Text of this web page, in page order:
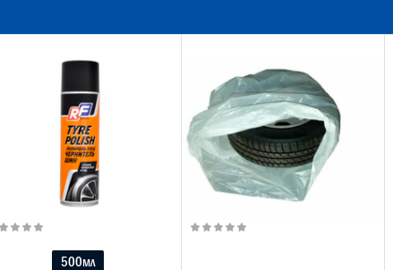
500мл